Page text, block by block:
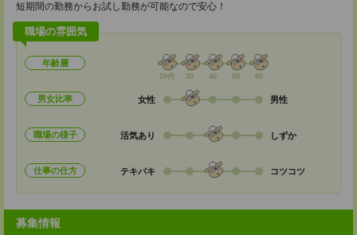
短期間の勤務からお試し勤務が可能なので安心！
職場の雰囲気
年齢層
20代 30 40 50 60
男女比率 女性 男性
職場の様子 活気あり しずか
仕事の仕方 テキパキ コツコツ
募集情報